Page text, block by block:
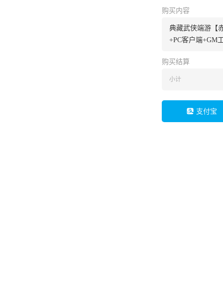
购买内容
典藏武侠端游【
+PC客户端+GM
购买结算
小计
支付宝